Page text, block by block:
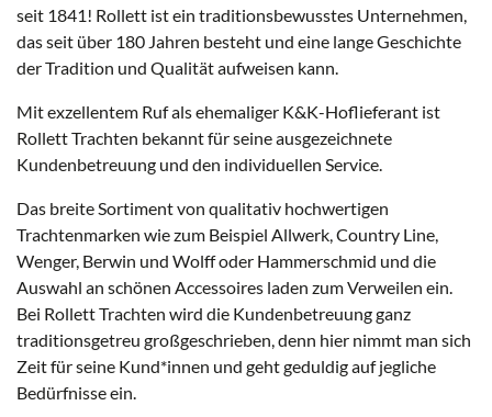
seit 1841! Rollett ist ein traditionsbewusstes Unternehmen,
das seit über 180 Jahren besteht und eine lange Geschichte
der Tradition und Qualität aufweisen kann.
Mit exzellentem Ruf als ehemaliger K&K-Hoflieferant ist
Rollett Trachten bekannt für seine ausgezeichnete
Kundenbetreuung und den individuellen Service.
Das breite Sortiment von qualitativ hochwertigen
Trachtenmarken wie zum Beispiel Allwerk, Country Line,
Wenger, Berwin und Wolff oder Hammerschmid und die
Auswahl an schönen Accessoires laden zum Verweilen ein.
Bei Rollett Trachten wird die Kundenbetreuung ganz
traditionsgetreu großgeschrieben, denn hier nimmt man sich
Zeit für seine Kund*innen und geht geduldig auf jegliche
Bedürfnisse ein.